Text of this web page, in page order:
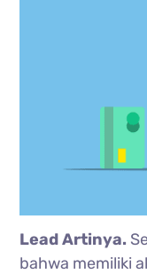
Lead Artinya.
bahwa memiliki